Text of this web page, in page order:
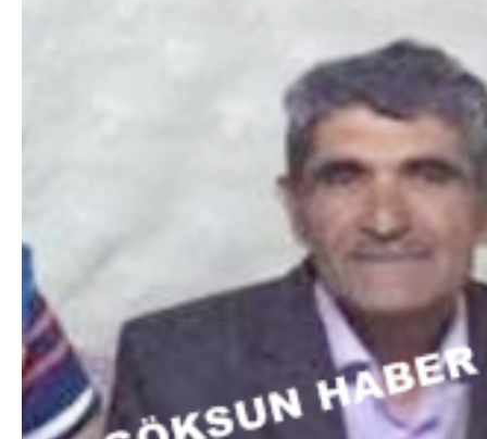
GÜNLÜK HABER AKIŞI
GÖKSUN HAFIZLIK KIZ KUR’AN KURSU
ÖĞRENCILERINE DARENDE GEZISI.